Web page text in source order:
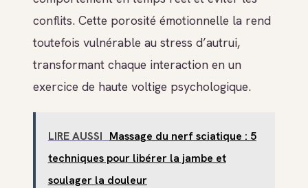
conflits. Cette porosité émotionnelle la rend
toutefois vulnérable au stress d’autrui,
transformant chaque interaction en un
exercice de haute voltige psychologique.
LIRE AUSSI Massage du nerf sciatique : 5
techniques pour libérer la jambe et
soulager la douleur